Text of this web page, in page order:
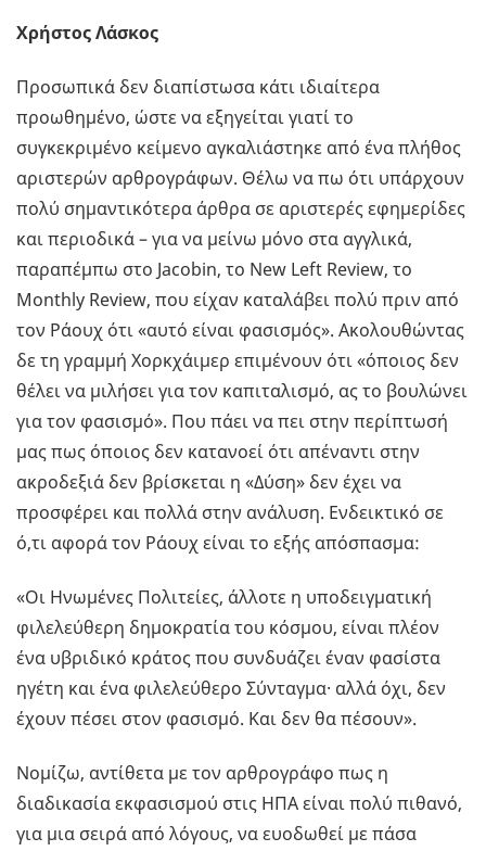
Χρήστος Λάσκος
Προσωπικά δεν διαπίστωσα κάτι ιδιαίτερα
προωθημένο, ώστε να εξηγείται γιατί το
συγκεκριμένο κείμενο αγκαλιάστηκε από ένα πλήθος
αριστερών αρθρογράφων. Θέλω να πω ότι υπάρχουν
πολύ σημαντικότερα άρθρα σε αριστερές εφημερίδες
και περιοδικά – για να μείνω μόνο στα αγγλικά,
παραπέμπω στο Jacobin, το New Left Review, το
Monthly Review, που είχαν καταλάβει πολύ πριν από
τον Ράουχ ότι «αυτό είναι φασισμός». Ακολουθώντας
δε τη γραμμή Χορκχάιμερ επιμένουν ότι «όποιος δεν
θέλει να μιλήσει για τον καπιταλισμό, ας το βουλώνει
για τον φασισμό». Που πάει να πει στην περίπτωσή
μας πως όποιος δεν κατανοεί ότι απέναντι στην
ακροδεξιά δεν βρίσκεται η «Δύση» δεν έχει να
προσφέρει και πολλά στην ανάλυση. Ενδεικτικό σε
ό,τι αφορά τον Ράουχ είναι το εξής απόσπασμα:
«Οι Ηνωμένες Πολιτείες, άλλοτε η υποδειγματική
φιλελεύθερη δημοκρατία του κόσμου, είναι πλέον
ένα υβριδικό κράτος που συνδυάζει έναν φασίστα
ηγέτη και ένα φιλελεύθερο Σύνταγμα· αλλά όχι, δεν
έχουν πέσει στον φασισμό. Και δεν θα πέσουν».
Νομίζω, αντίθετα με τον αρθρογράφο πως η
διαδικασία εκφασισμού στις ΗΠΑ είναι πολύ πιθανό,
για μια σειρά από λόγους, να ευοδωθεί με πάσα